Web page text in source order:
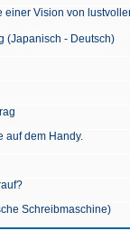
einer Vision von
(Japanisch - Deutsch)
auf dem Handy.
Schreibmaschine)